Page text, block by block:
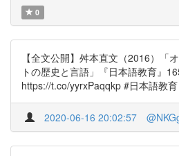
0
【全文公開】舛本直文（2016）「
トの歴史と言語」『日本語教育』
https://t.co/yyrxPaqqkp #日本語教
2020-06-16 20:02:57